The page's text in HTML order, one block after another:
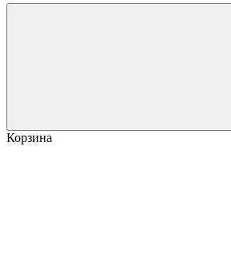
Корзина